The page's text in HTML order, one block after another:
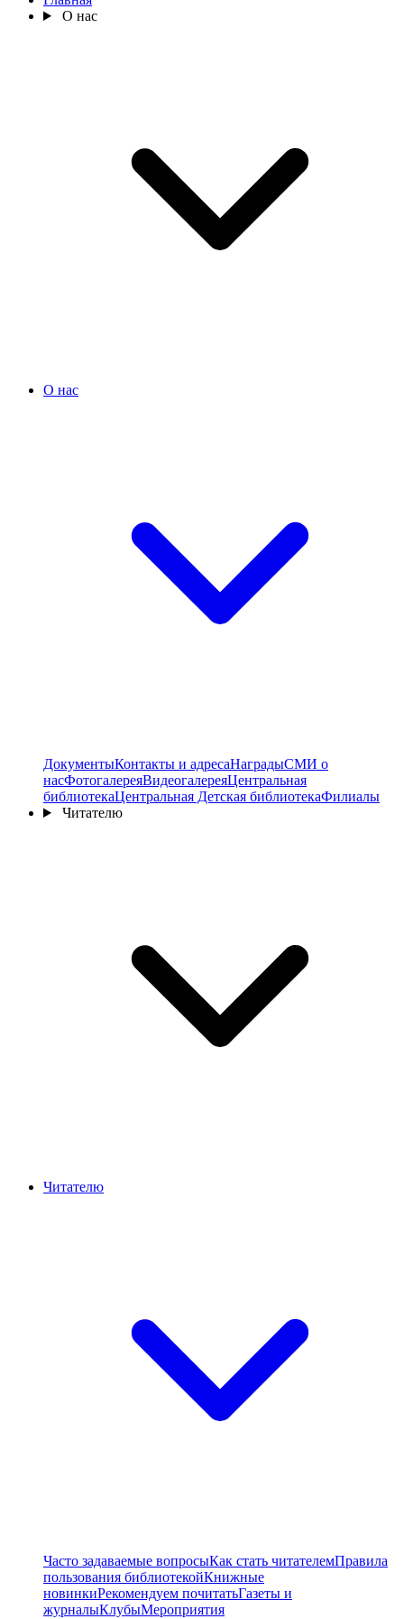
О нас
О нас
ДокументыКонтакты и адресаНаградыСМИ о
насФотогалереяВидеогалереяЦентральная
библиотекаЦентральная Детская библиотекаФилиалы
Читателю
Читателю
Часто задаваемые вопросыКак стать читателемПравила
пользования библиотекойКнижные
новинкиРекомендуем почитатьГазеты и
журналыКлубыМероприятия